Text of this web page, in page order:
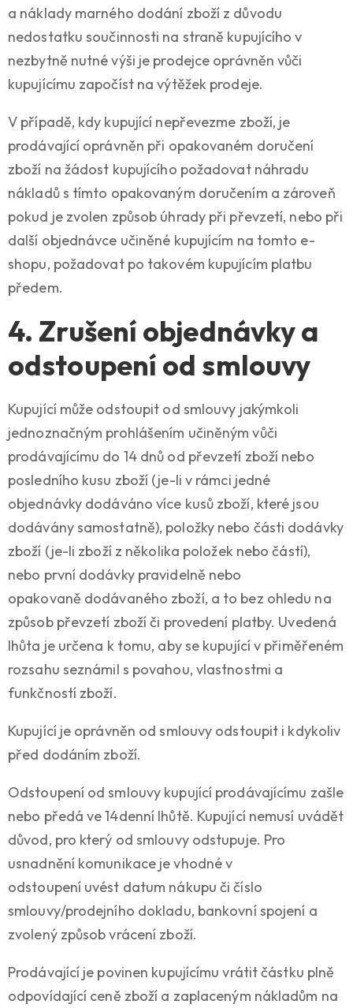
a náklady marného dodání zboží z důvodu
nedostatku součinnosti na straně kupujícího v
nezbytně nutné výši je prodejce oprávněn vůči
kupujícímu započíst na výtěžek prodeje.
V případě, kdy kupující nepřevezme zboží, je
prodávající oprávněn při opakovaném doručení
zboží na žádost kupujícího požadovat náhradu
nákladů s tímto opakovaným doručením a zároveň
pokud je zvolen způsob úhrady při převzetí, nebo při
další objednávce učiněné kupujícím na tomto e-
shopu, požadovat po takovém kupujícím platbu
předem.
4. Zrušení objednávky a
odstoupení od smlouvy
Kupující může odstoupit od smlouvy jakýmkoli
jednoznačným prohlášením učiněným vůči
prodávajícímu do 14 dnů od převzetí zboží nebo
posledního kusu zboží (je-li v rámci jedné
objednávky dodáváno více kusů zboží, které jsou
dodávány samostatně), položky nebo části dodávky
zboží (je-li zboží z několika položek nebo částí),
nebo první dodávky pravidelně nebo
opakovaně dodávaného zboží, a to bez ohledu na
způsob převzetí zboží či provedení platby. Uvedená
lhůta je určena k tomu, aby se kupující v přiměřeném
rozsahu seznámil s povahou, vlastnostmi a
funkčností zboží.
Kupující je oprávněn od smlouvy odstoupit i kdykoliv
před dodáním zboží.
Odstoupení od smlouvy kupující prodávajícímu zašle
nebo předá ve 14denní lhůtě. Kupující nemusí uvádět
důvod, pro který od smlouvy odstupuje. Pro
usnadnění komunikace je vhodné v
odstoupení uvést datum nákupu či číslo
smlouvy/prodejního dokladu, bankovní spojení a
zvolený způsob vrácení zboží.
Prodávající je povinen kupujícímu vrátit částku plně
odpovídající ceně zboží a zaplaceným nákladům na